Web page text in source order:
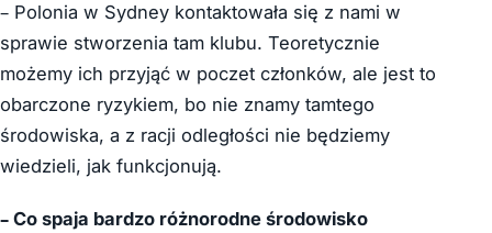
– Polonia w Sydney kontaktowała się z nami w
sprawie stworzenia tam klubu. Teoretycznie
możemy ich przyjąć w poczet członków, ale jest to
obarczone ryzykiem, bo nie znamy tamtego
środowiska, a z racji odległości nie będziemy
wiedzieli, jak funkcjonują.
– Co spaja bardzo różnorodne środowisko